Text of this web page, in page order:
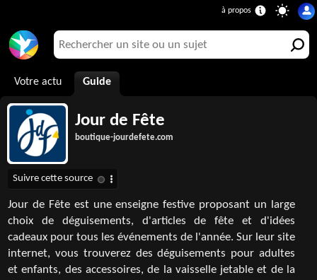
Votre actu Guide
Jour de Fête
boutique-jourdefete.com
Jour de Fête est une enseigne festive proposant un large
choix de déguisements, d'articles de fête et d'idées
cadeaux pour tous les événements de l'année. Sur leur site
internet, vous trouverez des déguisements pour adultes
et enfants, des accessoires, de la vaisselle jetable et de la